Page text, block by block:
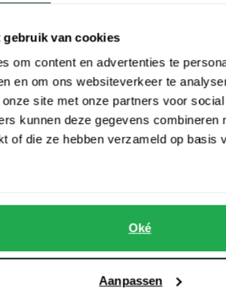
gebruik van cookies
om content en advertenties te
en om ons websiteverkeer te
site met onze partners voor
kunnen deze gegevens combineren
of die ze hebben verzameld op basis
Oké
Aanpassen
casual overhemden
maar ook vrolijke motieven en
grijs, rood en allerlei blauwe tinten.
merk achter het shirt Desoto
jassen en joggingsbroeken kwam Heino
Desotooprichtte. Een
Oeko-Tex gecertificeerde stoffen in
in Macedonië volgde en